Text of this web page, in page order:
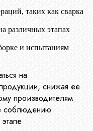
таких как сварка
различных этапах
и испытаниям
на
снижая ее
производителям
соблюдению